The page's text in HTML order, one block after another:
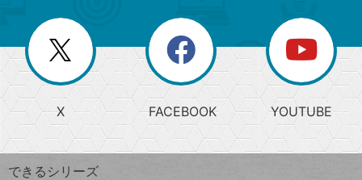
じ
る
search
検
索
上
昇
ワ
ー
閉
じ
る
ー
か
ら
探
す
X FACEBOOK YOUTUBE
できるシリーズ